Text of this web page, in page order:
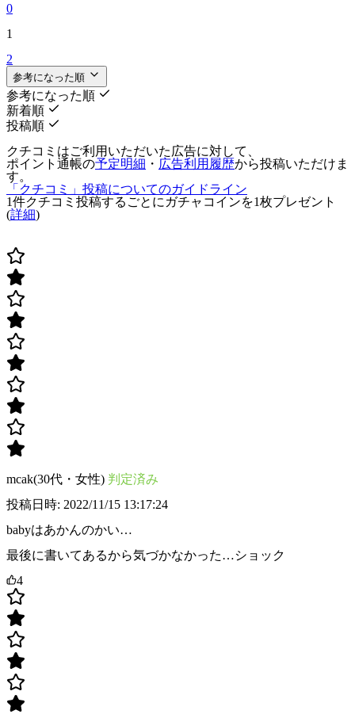
0
1
2
参考になった順
参考になった順
新着順
投稿順
クチコミはご利用いただいた広告に対して、
ポイント通帳の予定明細 ・ 広告利用履歴から投稿いただけま
す。
「クチコミ」投稿についてのガイドライン
1件クチコミ投稿するごとに ガチャコインを1枚プレゼント
(詳細)
mcak(30代・女性) 判定済み
投稿日時: 2022/11/15 13:17:24
babyはあかんのかい…
最後に書いてあるから気づかなかった…ショック
4